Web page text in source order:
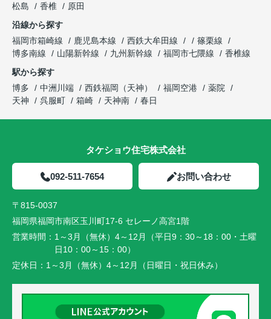
松島
香椎
原田
沿線から探す
福岡市箱崎線
鹿児島本線 西鉄大牟田線
篠栗線
博多南線
山陽新幹線 九州新幹線 福岡市七隈線
香椎線
駅から探す
博多
中洲川端 西鉄福岡（天神） 福岡空港
薬院
天神
呉服町 箱崎 天神南 春日
タケショウ住宅株式会社
092-511-7654 お問い合わせ
〒815-0037
福岡県福岡市南区玉川町17-6 セレーノ高宮1階
営業時間： 1～3月（無休）4～12月（平日9：30～18：00・土曜
日10：00～15：00）
定休日： 1～3月（無休）4～12月（日曜日・祝日休み）